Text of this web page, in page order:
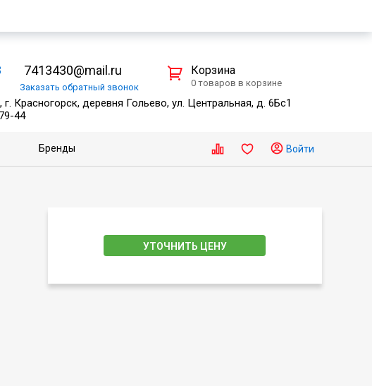
7413430@mail.ru
Заказать обратный звонок
Красногорск, деревня Гольево, ул. Центральная, д. 6Бс1
44
Корзина
0 товаров в корзине
Бренды Войти
УТОЧНИТЬ ЦЕНУ